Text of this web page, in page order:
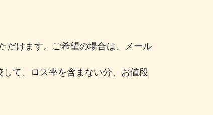
だけます。ご希望の場合は、メール
て、ロス率を含まない分、お値段